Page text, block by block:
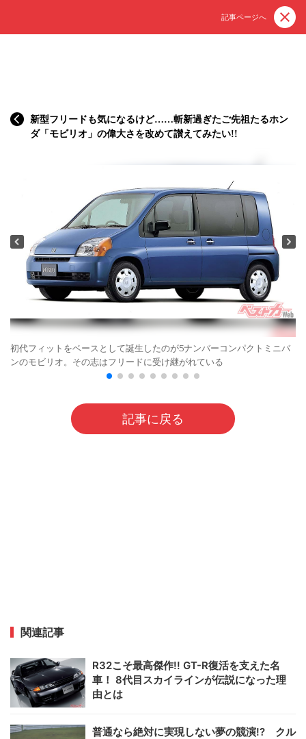
記事ページへ
新型フリードも気になるけど……斬新過ぎたご先祖たるホン
ダ「モビリオ」の偉大さを改めて讃えてみたい!!
初代フィットをベースとして誕生したのが5ナンバーコンパクトミニバ
ンのモビリオ。その志はフリードに受け継がれている
記事に戻る
関連記事
R32こそ最高傑作!! GT-R復活を支えた名
車！ 8代目スカイラインが伝説になった理
由とは
普通なら絶対に実現しない夢の競演!? クル